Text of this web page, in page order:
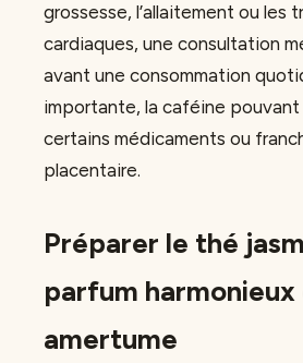
grossesse, l’allaitement ou les
cardiaques, une consultation
avant une consommation
importante, la caféine
certains médicaments ou
placentaire.
Préparer le thé
parfum harmonieux
amertume